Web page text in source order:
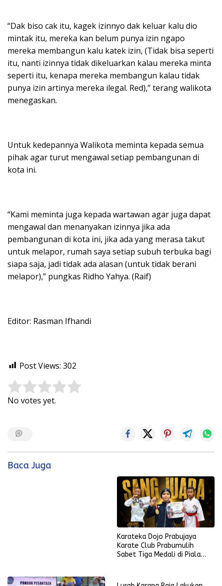
“Dak biso cak itu, kagek izinnyo dak keluar kalu dio
mintak itu, mereka kan belum punya izin ngapo
mereka membangun kalu katek izin, (Tidak bisa seperti
itu, nanti izinnya tidak dikeluarkan kalau mereka minta
seperti itu, kenapa mereka membangun kalau tidak
punya izin artinya mereka ilegal. Red),” terang walikota
menegaskan.
Untuk kedepannya Walikota meminta kepada semua
pihak agar turut mengawal setiap pembangunan di
kota ini.
“Kami meminta juga kepada wartawan agar juga dapat
mengawal dan menanyakan izinnya jika ada
pembangunan di kota ini, jika ada yang merasa takut
untuk melapor, rumah saya setiap subuh terbuka bagi
siapa saja, jadi tidak ada alasan (untuk tidak berani
melapor),” pungkas Ridho Yahya. (Raif)
Editor: Rasman Ifhandi
Post Views: 302
Rate this item:
No votes yet.
Baca Juga
Karateka Dojo Prabujaya
Karate Club Prabumulih
Sabet Tiga Medali di Piala